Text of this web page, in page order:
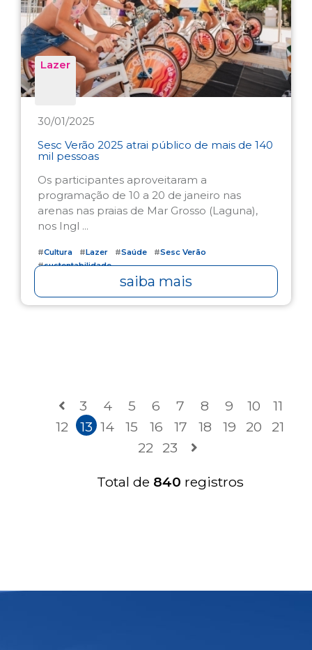
Lazer
30/01/2025
Sesc Verão 2025 atrai público de mais de 140
mil pessoas
Os participantes aproveitaram a
programação de 10 a 20 de janeiro nas
arenas nas praias de Mar Grosso (Laguna),
nos Ingl ...
#Cultura #Lazer #Saúde #Sesc Verão
#sustentabilidade
saiba mais
3 4 5 6 7 8 9 10
11
12
13 14 15 16 17 18 19 20
21
22
23
Total de 840 registros